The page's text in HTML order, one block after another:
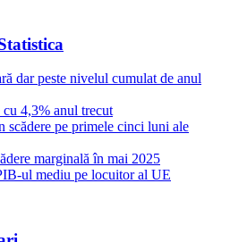
dar peste nivelul cumulat de anul
4,3% anul trecut
scădere pe primele cinci luni ale
marginală în mai 2025
ul mediu pe locuitor al UE